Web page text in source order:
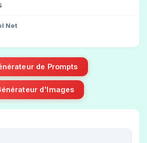
Net
de Prompts
d'Images